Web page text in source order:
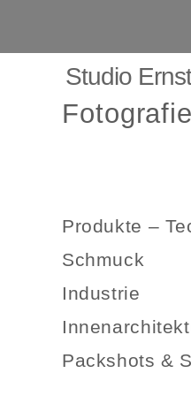
Studio Ernst
Fotografie
Produkte –
Schmuck
Industrie
Packshots &